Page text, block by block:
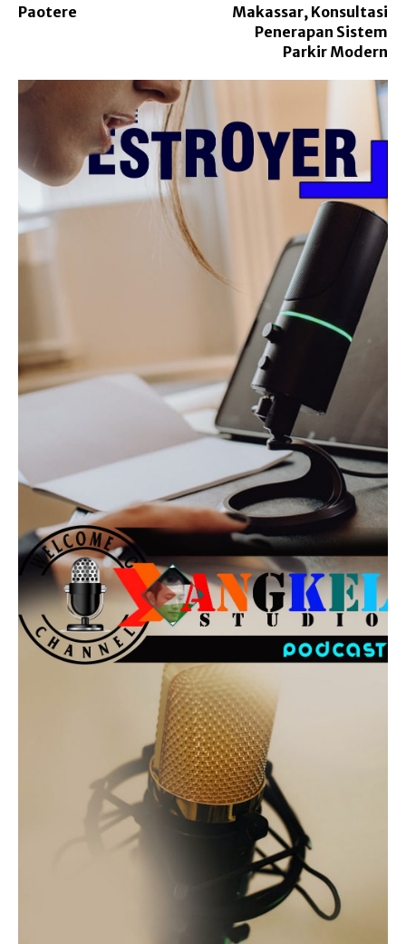
Paotere
Makassar, Konsultasi
Penerapan Sistem
Parkir Modern